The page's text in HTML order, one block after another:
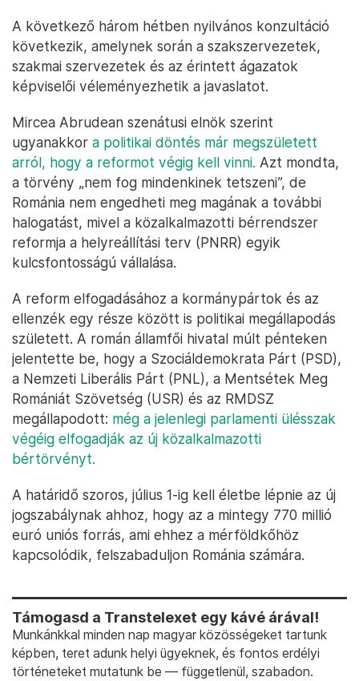
A következő három hétben nyilvános konzultáció
következik, amelynek során a szakszervezetek,
szakmai szervezetek és az érintett ágazatok
képviselői véleményezhetik a javaslatot.
Mircea Abrudean szenátusi elnök szerint
ugyanakkor a politikai döntés már megszületett
arról, hogy a reformot végig kell vinni. Azt mondta,
a törvény „nem fog mindenkinek tetszeni”, de
Románia nem engedheti meg magának a további
halogatást, mivel a közalkalmazotti bérrendszer
reformja a helyreállítási terv (PNRR) egyik
kulcsfontosságú vállalása.
A reform elfogadásához a kormánypártok és az
ellenzék egy része között is politikai megállapodás
született. A román államfői hivatal múlt pénteken
jelentette be, hogy a Szociáldemokrata Párt (PSD),
a Nemzeti Liberális Párt (PNL), a Mentsétek Meg
Romániát Szövetség (USR) és az RMDSZ
megállapodott: még a jelenlegi parlamenti ülésszak
végéig elfogadják az új közalkalmazotti
bértörvényt.
A határidő szoros, július 1-ig kell életbe lépnie az új
jogszabálynak ahhoz, hogy az a mintegy 770 millió
euró uniós forrás, ami ehhez a mérföldkőhöz
kapcsolódik, felszabaduljon Románia számára.
Támogasd a Transtelexet egy kávé árával!
Munkánkkal minden nap magyar közösségeket tartunk
képben, teret adunk helyi ügyeknek, és fontos erdélyi
történeteket mutatunk be — függetlenül, szabadon.